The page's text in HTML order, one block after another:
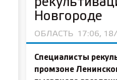
Новгороде
ОБЛАСТЬ 17:06,
Специалисты
промзоне